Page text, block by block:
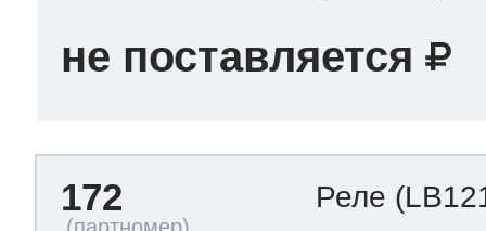
не поставляется
172 Реле